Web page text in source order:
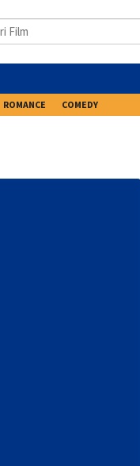
ROMANCE COMEDY